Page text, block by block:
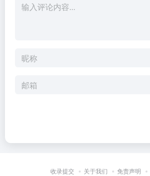
收录提交 关于我们 免责声明